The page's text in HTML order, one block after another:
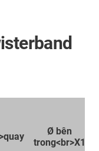
Ø bên
trong<br>X1